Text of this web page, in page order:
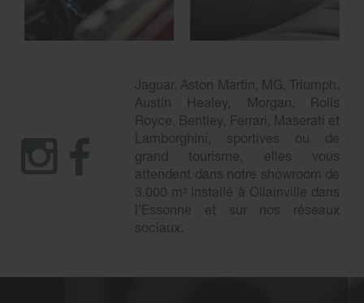
Jaguar, Aston Martin, MG, Triumph,
Austin Healey, Morgan, Rolls
Royce, Bentley, Ferrari, Maserati et
Lamborghini, sportives ou de
grand tourisme, elles vous
attendent dans notre showroom de
3.000 m² installé à Ollainville dans
l’Essonne et sur nos réseaux
sociaux.